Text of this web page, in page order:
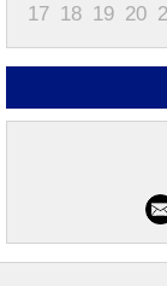
17 18 19 20